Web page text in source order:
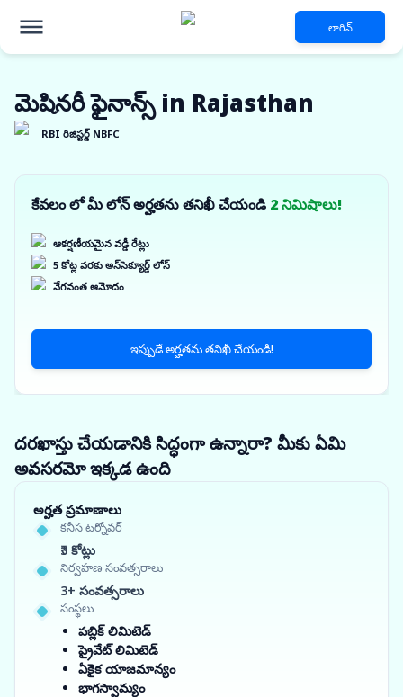
లాగిన్
మెషినరీ ఫైనాన్స్ in Rajasthan
RBI రిజిస్టర్డ్ NBFC
కేవలం లో మీ లోన్ అర్హతను తనిఖీ చేయండి 2 నిమిషాలు!
ఆకర్షణీయమైన వడ్డీ రేట్లు
5 కోట్ల వరకు అన్‌సెక్యూర్డ్ లోన్
వేగవంత ఆమోదం
ఇప్పుడే అర్హతను తనిఖీ చేయండి!
దరఖాస్తు చేయడానికి సిద్ధంగా ఉన్నారా? మీకు ఏమి
అవసరమో ఇక్కడ ఉంది
అర్హత ప్రమాణాలు
కనీస టర్నోవర్
₹3 కోట్లు
నిర్వహణ సంవత్సరాలు
3+ సంవత్సరాలు
సంస్థలు
పబ్లిక్ లిమిటెడ్
ప్రైవేట్ లిమిటెడ్
ఏకైక యాజమాన్యం
భాగస్వామ్యం